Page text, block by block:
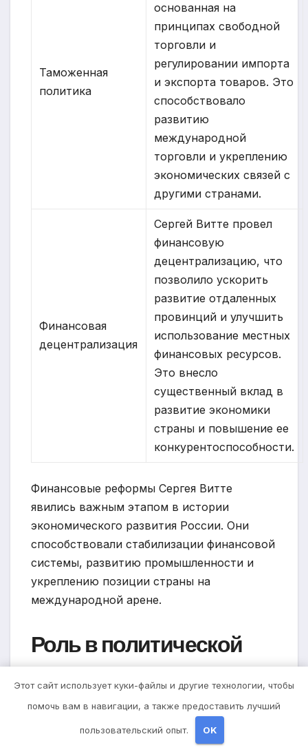
Таможенная
политика
основанная на
принципах свободной
торговли и
регулировании импорта
и экспорта товаров. Это
способствовало
развитию
международной
торговли и укреплению
экономических связей с
другими странами.
Финансовая
децентрализация
Сергей Витте провел
финансовую
децентрализацию, что
позволило ускорить
развитие отдаленных
провинций и улучшить
использование местных
финансовых ресурсов.
Это внесло
существенный вклад в
развитие экономики
страны и повышение ее
конкурентоспособности.
Финансовые реформы Сергея Витте
явились важным этапом в истории
экономического развития России. Они
способствовали стабилизации финансовой
системы, развитию промышленности и
укреплению позиции страны на
международной арене.
Роль в политической
жизни страны
Сергей Витте был активным участником
переговоров по подписанию Пекинского
договора 1860 года, который закрепил
Этот сайт использует куки-файлы и другие технологии, чтобы
помочь вам в навигации, а также предоставить лучший
пользовательский опыт. OK